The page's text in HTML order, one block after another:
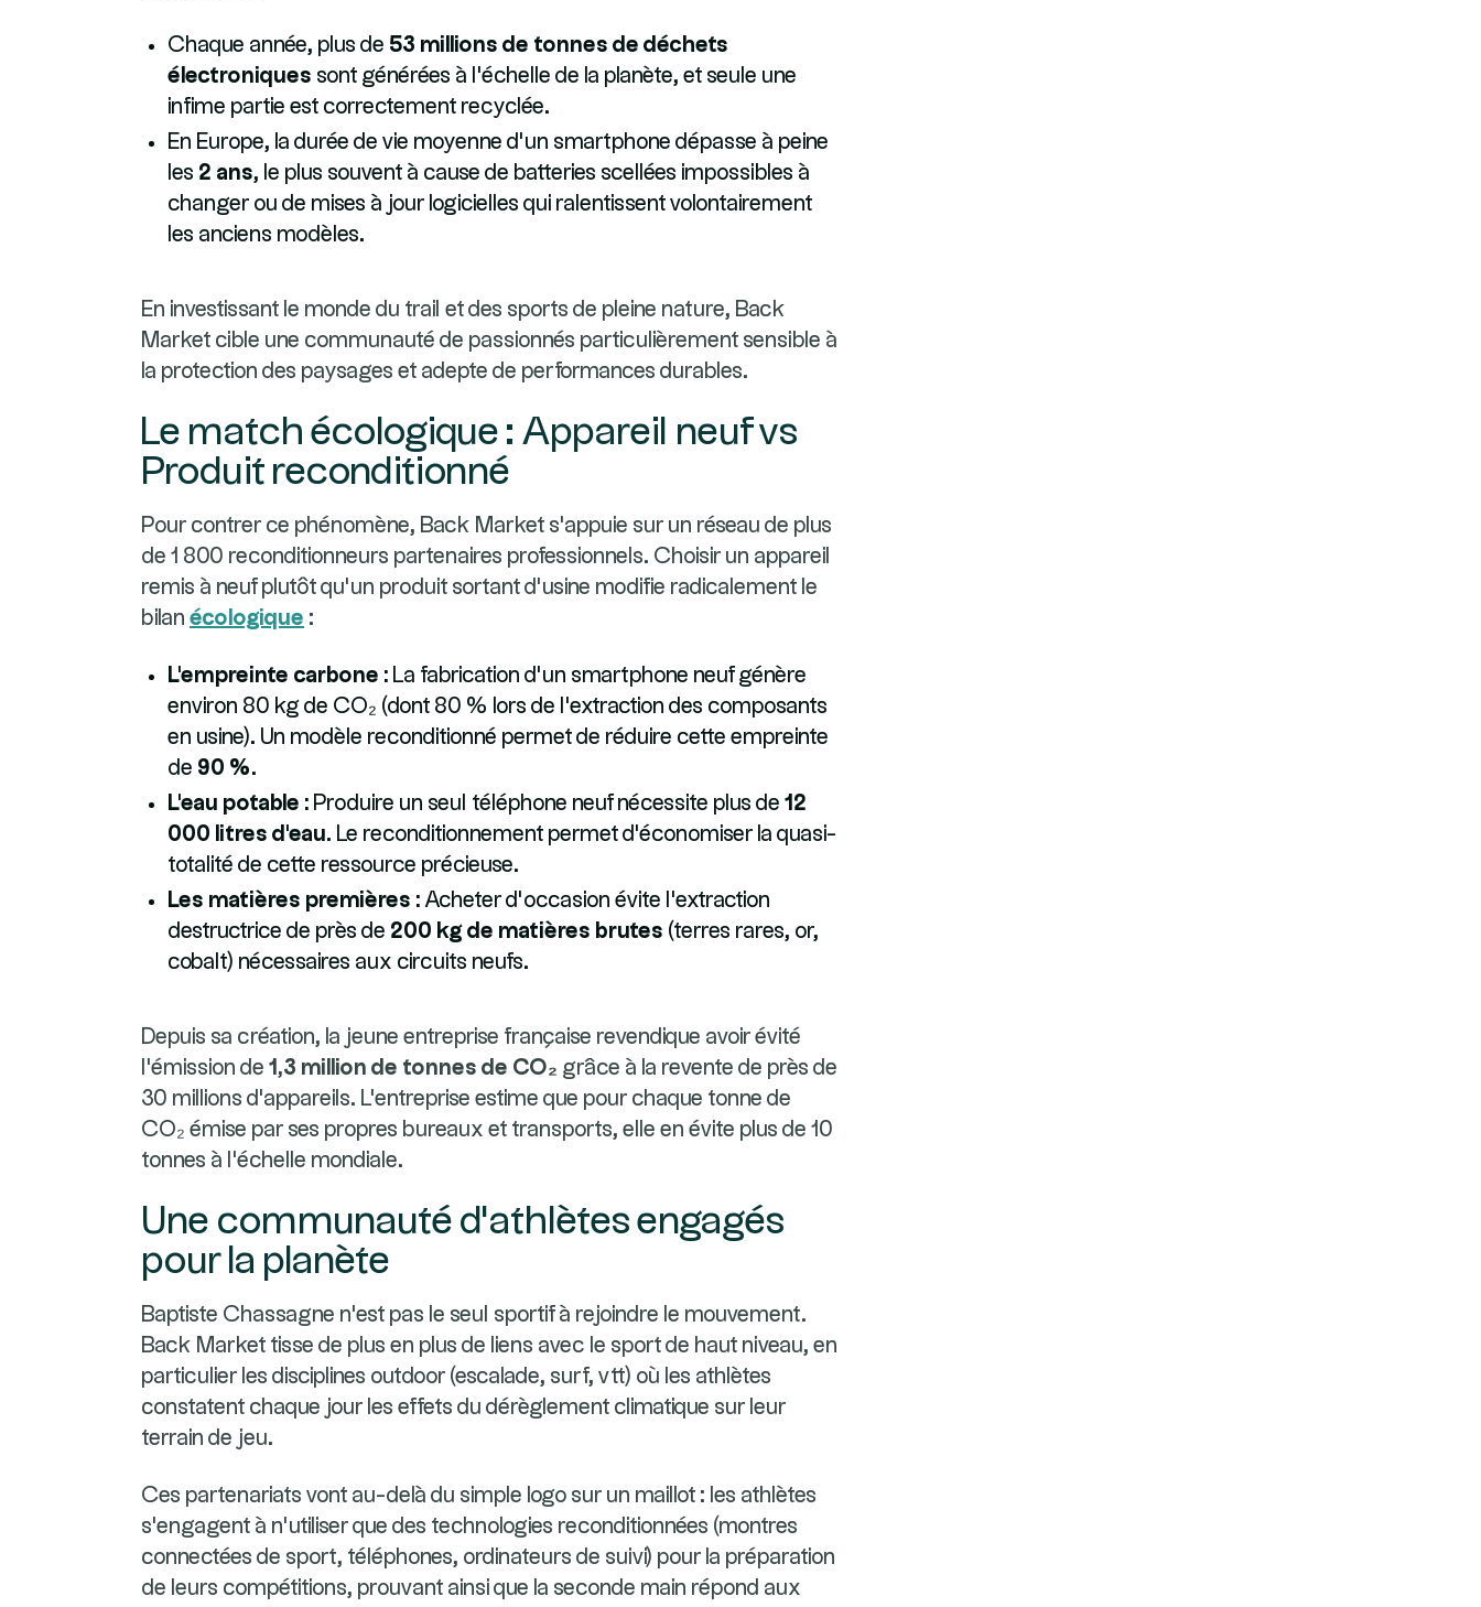
Chaque année, plus de 53 millions de tonnes de déchets
électroniques sont générées à l'échelle de la planète, et seule une
infime partie est correctement recyclée.
En Europe, la durée de vie moyenne d'un smartphone dépasse à peine
les 2 ans, le plus souvent à cause de batteries scellées impossibles à
changer ou de mises à jour logicielles qui ralentissent volontairement
les anciens modèles.
En investissant le monde du trail et des sports de pleine nature, Back
Market cible une communauté de passionnés particulièrement sensible à
la protection des paysages et adepte de performances durables.
Le match écologique : Appareil neuf vs
Produit reconditionné
Pour contrer ce phénomène, Back Market s'appuie sur un réseau de plus
de 1 800 reconditionneurs partenaires professionnels. Choisir un appareil
remis à neuf plutôt qu'un produit sortant d'usine modifie radicalement le
bilan écologique :
L'empreinte carbone : La fabrication d'un smartphone neuf génère
environ 80 kg de CO₂ (dont 80 % lors de l'extraction des composants
en usine). Un modèle reconditionné permet de réduire cette empreinte
de 90 %.
L'eau potable : Produire un seul téléphone neuf nécessite plus de 12
000 litres d'eau. Le reconditionnement permet d'économiser la quasi-
totalité de cette ressource précieuse.
Les matières premières : Acheter d'occasion évite l'extraction
destructrice de près de 200 kg de matières brutes (terres rares, or,
cobalt) nécessaires aux circuits neufs.
Depuis sa création, la jeune entreprise française revendique avoir évité
l'émission de 1,3 million de tonnes de CO₂ grâce à la revente de près de
30 millions d'appareils. L'entreprise estime que pour chaque tonne de
CO₂ émise par ses propres bureaux et transports, elle en évite plus de 10
tonnes à l'échelle mondiale.
Une communauté d'athlètes engagés
pour la planète
Baptiste Chassagne n'est pas le seul sportif à rejoindre le mouvement.
Back Market tisse de plus en plus de liens avec le sport de haut niveau, en
particulier les disciplines outdoor (escalade, surf, vtt) où les athlètes
constatent chaque jour les effets du dérèglement climatique sur leur
terrain de jeu.
Ces partenariats vont au-delà du simple logo sur un maillot : les athlètes
s'engagent à n'utiliser que des technologies reconditionnées (montres
connectées de sport, téléphones, ordinateurs de suivi) pour la préparation
de leurs compétitions, prouvant ainsi que la seconde main répond aux